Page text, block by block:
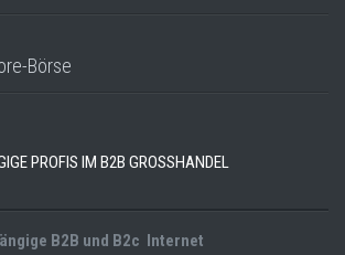
Börse
PROFIS IM B2B GROSSHANDEL
B2B und B2c Internet